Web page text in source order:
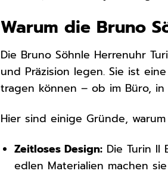
Warum die Bruno
Die Bruno Söhnle Herrenuhr
und Präzision legen. Sie ist
tragen können – ob im Büro,
Hier sind einige Gründe,
Zeitloses Design: Die Turin
edlen Materialien machen